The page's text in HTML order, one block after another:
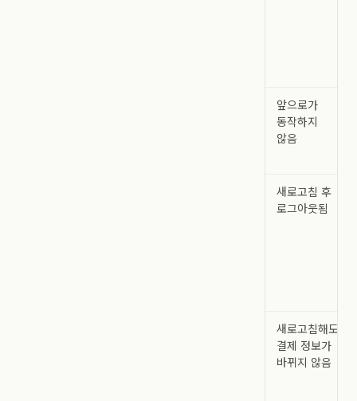
앞으로가
동작하지
않음
새로고침 후
로그아웃됨
새로고침해도
결제 정보가
바뀌지 않음